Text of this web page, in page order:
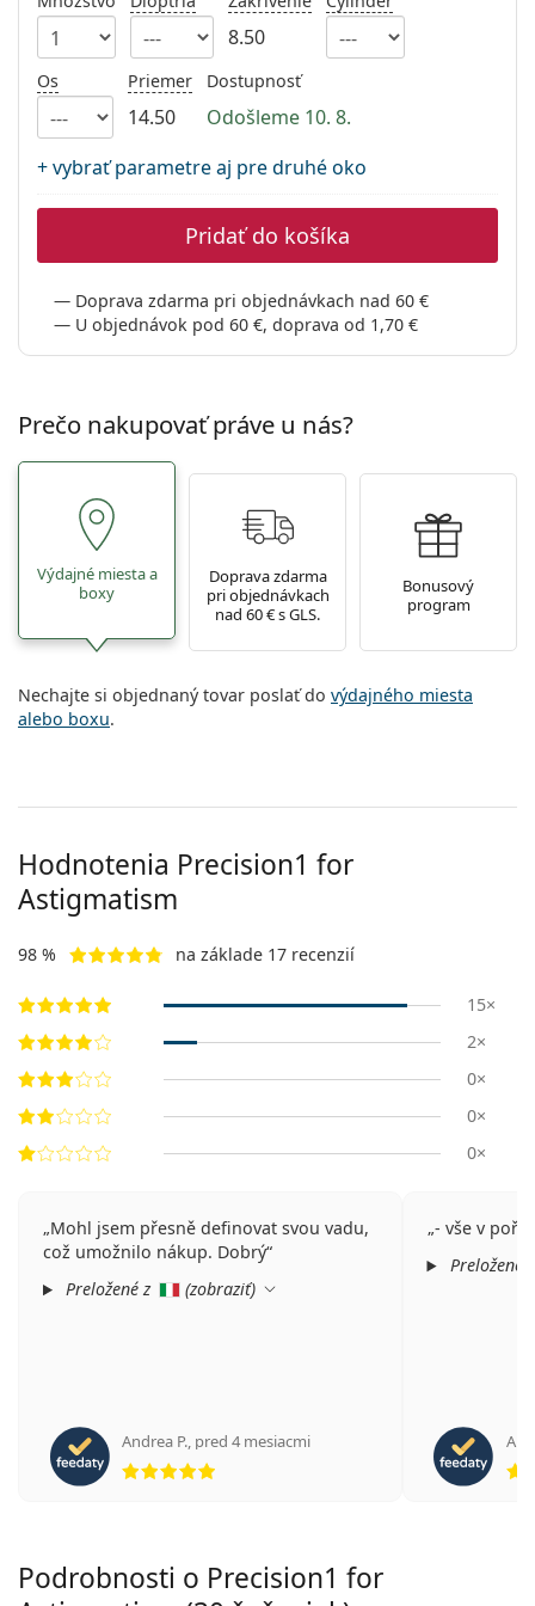
Persol
Prada
Všetky značky
8.50
Os Priemer
14.50
Dostupnosť
Odošleme 10. 8.
+ vybrať parametre aj pre druhé oko
Pridať do košíka
Doprava zdarma pri objednávkach nad 60 €
U objednávok pod 60 €, doprava od 1,70 €
Prečo nakupovať práve u nás?
Výdajné miesta a
boxy
Doprava zdarma
pri objednávkach
nad 60 € s GLS.
Bonusový
program
Nechajte si objednaný tovar poslať do výdajného miesta
alebo boxu.
Hodnotenia Precision1 for
Astigmatism
98 % na základe 17 recenzií
15×
2×
0×
0×
0×
Mohl jsem přesně definovat svou vadu,
což umožnilo nákup. Dobrý
Preložené z
(zobraziť)
Andrea P., pred 4 mesiacmi
- vše v
Preložené
Podrobnosti o Precision1 for